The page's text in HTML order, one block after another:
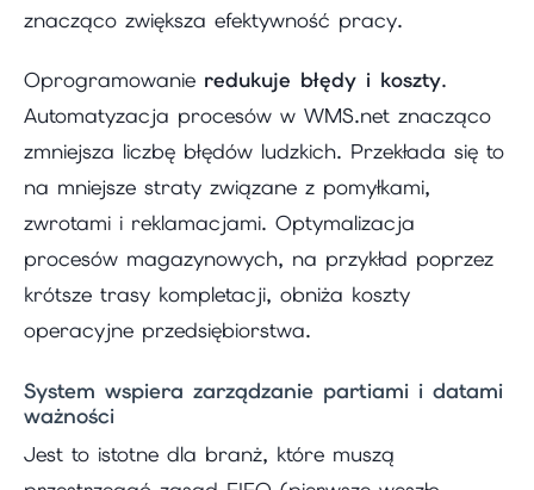
znacząco zwiększa efektywność pracy.
Oprogramowanie redukuje błędy i koszty.
Automatyzacja procesów w WMS.net znacząco
zmniejsza liczbę błędów ludzkich. Przekłada się to
na mniejsze straty związane z pomyłkami,
zwrotami i reklamacjami. Optymalizacja
procesów magazynowych, na przykład poprzez
krótsze trasy kompletacji, obniża koszty
operacyjne przedsiębiorstwa.
System wspiera zarządzanie partiami i datami
ważności
Jest to istotne dla branż, które muszą